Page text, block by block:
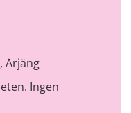
Årjäng
Ingen